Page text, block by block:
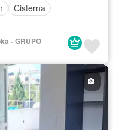
Cisterna
- GRUPO